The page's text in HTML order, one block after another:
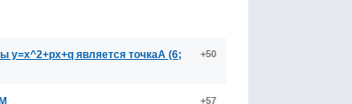
y=x^2+px+q является точкаА (6;
+50
+57